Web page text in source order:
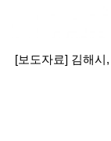
[보도자료] 김해시